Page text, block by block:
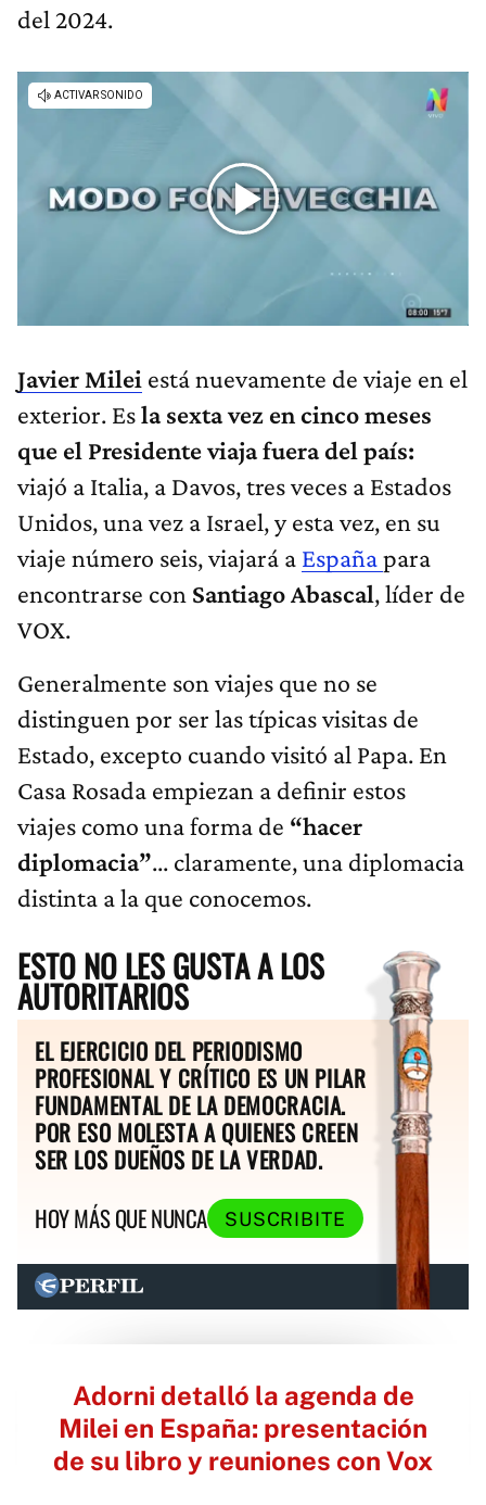
del 2024.
Javier Milei está nuevamente de viaje en el
exterior. Esla sexta vez en cinco meses
que el Presidente viaja fuera del país:
viajó a Italia, a Davos, tres veces a Estados
Unidos, una vez a Israel, y esta vez, en su
viaje número seis, viajará a Españapara
encontrarse con Santiago Abascal, líder de
VOX.
Generalmente son viajes que no se
distinguen por ser las típicas visitas de
Estado, excepto cuando visitó al Papa. En
Casa Rosada empiezan a definir estos
viajes como una forma de “hacer
diplomacia”... claramente, una diplomacia
distinta a la que conocemos.
ESTO NO LES GUSTA A LOS
AUTORITARIOS
EL EJERCICIO DEL PERIODISMO
PROFESIONAL Y CRÍTICO ES UN PILAR
FUNDAMENTAL DE LA DEMOCRACIA.
POR ESO MOLESTA A QUIENES CREEN
SER LOS DUEÑOS DE LA VERDAD.
HOY MÁS QUE NUNCA
SUSCRIBITE
Adorni detalló la agenda de
Milei en España: presentación
de su libro y reuniones con Vox